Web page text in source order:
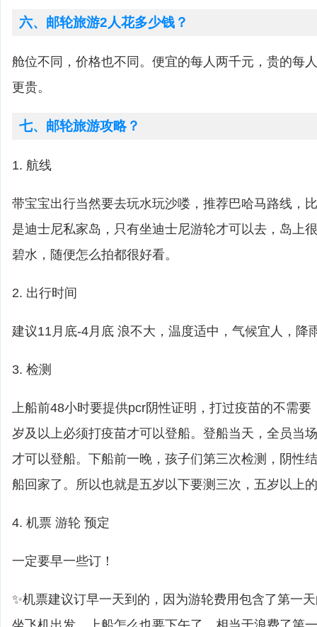
六、邮轮旅游2人花多少钱？
舱位不同，价格也不同。便宜的每人两千元，贵的每
更贵。
七、邮轮旅游攻略？
1. 航线
带宝宝出行当然要去玩水玩沙喽，推荐巴哈马路线，
是迪士尼私家岛，只有坐迪士尼游轮才可以去，岛上
碧水，随便怎么拍都很好看。
2. 出行时间
建议11月底-4月底 浪不大，温度适中，气候宜人，降
3. 检测
上船前48小时要提供pcr阴性证明，打过疫苗的不需要
岁及以上必须打疫苗才可以登船。登船当天，全员当
才可以登船。下船前一晚，孩子们第三次检测，阴性
船回家了。所以也就是五岁以下要测三次，五岁以上
4. 机票 游轮 预定
一定要早一些订！
✨机票建议订早一天到的，因为游轮费用包含了第一